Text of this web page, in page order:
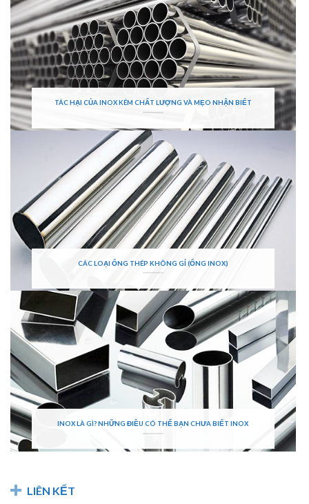
TÁC HẠI CỦA INOX KÉM CHẤT LƯỢNG VÀ MẸO NHẬN BIẾT
CÁC LOẠI ỐNG THÉP KHÔNG GỈ (ỐNG INOX)
INOX LÀ GÌ? NHỮNG ĐIỀU CÓ THỂ BẠN CHƯA BIẾT INOX
LIÊN KẾT